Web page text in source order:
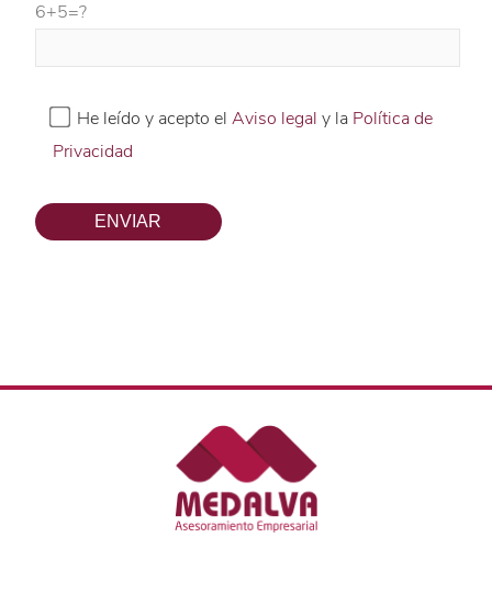
6+5=?
He leído y acepto el Aviso legal y la Política de
Privacidad
campo